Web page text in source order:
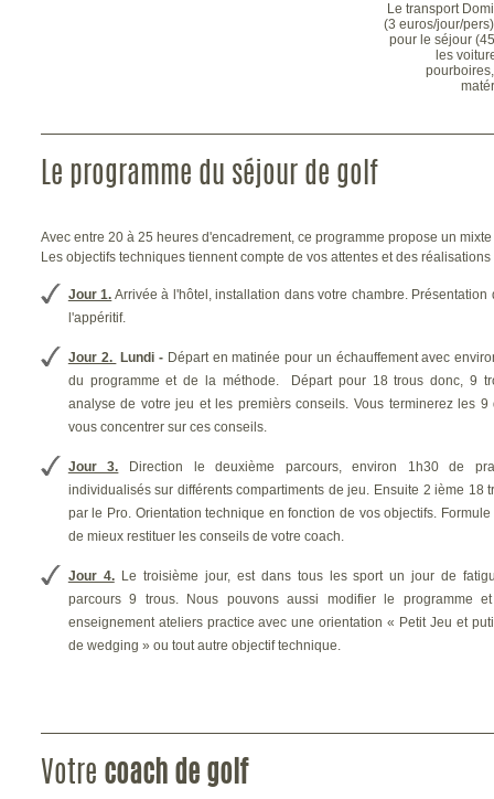
Le transport
(3 euros/jour/
pour le séjour
les
de vos possibilités de vols. Les stages
se font les weekend...
allez découvrir les plus beaux golfs autour de
Marrakech.
Stage de golf 5 jours / 5 parcours
différents
professionnel certifié EGF. Les journées
s'organisent avec un entraînement / éhauffement
de 1h30 dans différents compartiment de jeu,
suivi d'un parcours 18 trous dont 9 accompagnés.
Vous allez découvir un enseignemet suptile
1h30. Suivi d'un accompagnement parcours de 9
premiers trous avec des conseils techniques et
tactiques individualisés. Vos 9 derniers trous
accompagné de votre caddy marocain, vous
développer vos propres ressentis.
Les 5 golfs différents seront choisis parmis les
14 golfs autour de Marrakech :
Le Palmeraie Golf Club, Le Al Maaden Golf,
"Sur les golfs de Marrakech, les cadets ne sont
plus obligatoires, mais vous pouvez profitez du
Le programme du séjour de golf
Avec entre 20 à 25 heures d'encadrement, ce programme propose un
Les objectifs techniques tiennent compte de vos attentes et des
Jour 1. Arrivée à l'hôtel, installation dans votre chambre.
l'appéritif.
Jour 2. Lundi -Départ en matinée pour un échauffement avec
du programme et de la méthode. Départ pour 18 trous donc, 9
analyse de votre jeu et les premièrs conseils. Vous terminerez les
vous concentrer sur ces conseils.
Jour 3. Direction le deuxième parcours, environ 1h30 de
individualisés sur différents compartiments de jeu. Ensuite 2 ième 18
par le Pro. Orientation technique en fonction de vos objectifs.
de mieux restituer les conseils de votre coach.
Jour 4.Le troisième jour, est dans tous les sport un jour de
parcours 9 trous. Nous pouvons aussi modifier le programme
enseignement ateliers practice avec une orientation « Petit Jeu et
de wedging » ou tout autre objectif technique.
d'alterner conseils et restittion en parcours libre.
Jour 6.
Départ pour le derniers parcours, pour un test de
Votre coach de golf